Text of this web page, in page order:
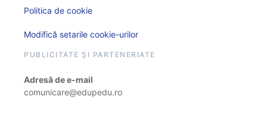
Politica de cookie
Modifică setarile cookie-urilor
PUBLICITATE ȘI PARTENERIATE
Adresă de e-mail
comunicare@edupedu.ro